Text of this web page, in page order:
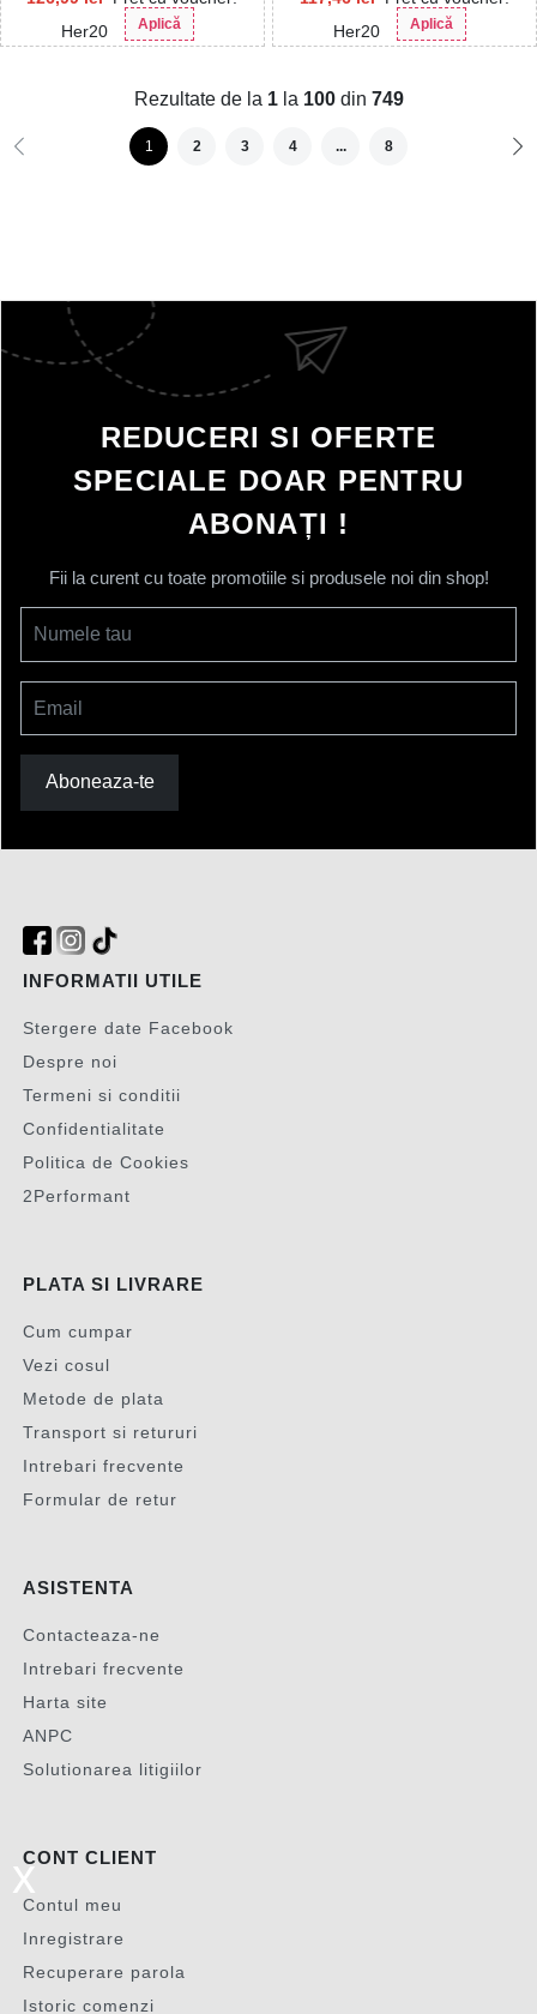
x
Her20
Aplică
Her20
Aplică
Rezultate de la 1la 100din 749
1 2 3 4 ... 8
REDUCERI SI OFERTE
SPECIALE DOAR PENTRU
ABONAȚI !
Fii la curent cu toate promotiile si produsele noi din shop!
Numele tau
Email
Aboneaza-te
INFORMATII UTILE
Stergere date Facebook
Despre noi
Termeni si conditii
Confidentialitate
Politica de Cookies
2Performant
PLATA SI LIVRARE
Cum cumpar
Vezi cosul
Metode de plata
Transport si retururi
Intrebari frecvente
Formular de retur
ASISTENTA
Contacteaza-ne
Intrebari frecvente
Harta site
ANPC
Solutionarea litigiilor
CONT CLIENT
Contul meu
Inregistrare
Recuperare parola
Istoric comenzi